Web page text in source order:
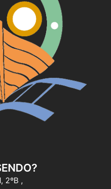
2ºB ,